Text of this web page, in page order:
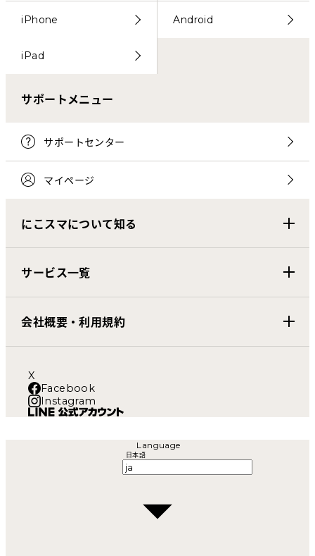
iPhone Android
iPad
サポートメニュー
サポートセンター
マイページ
にこスマについて知る
サービス一覧
会社概要・利用規約
X
Facebook
Instagram
Language
日本語